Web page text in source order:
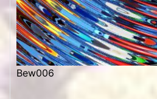
Bew006